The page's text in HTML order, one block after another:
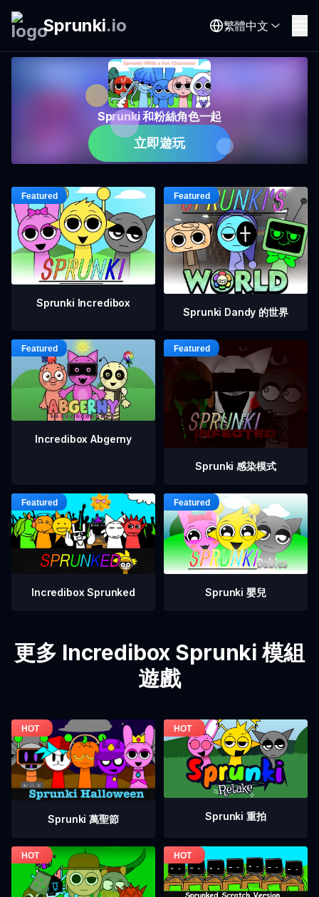
Sprunki.io 繁體中文
Sprunki 和粉絲角色一起
立即遊玩
Sprunki Incredibox
Sprunki Dandy 的世界
Incredibox Abgerny
Sprunki 感染模式
Incredibox Sprunked Sprunki 嬰兒
更多 Incredibox Sprunki 模組
遊戲
Sprunki 萬聖節 Sprunki 重拍